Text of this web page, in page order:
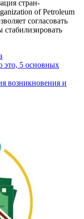
стран-
of Petroleum
согласовать
это, 5 основных
и